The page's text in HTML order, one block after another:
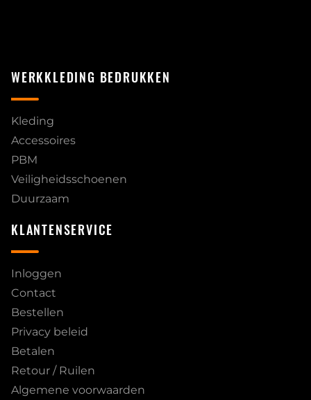
WERKKLEDING BEDRUKKEN
Kleding
Accessoires
PBM
Veiligheidsschoenen
Duurzaam
KLANTENSERVICE
Inloggen
Contact
Bestellen
Privacy beleid
Betalen
Retour / Ruilen
Algemene voorwaarden